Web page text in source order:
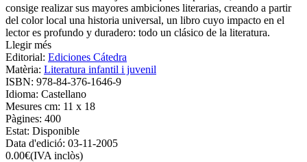
consige realizar sus mayores ambiciones literarias, creando a partir
del color local una historia universal, un libro cuyo impacto en el
lector es profundo y duradero: todo un clásico de la literatura.
Llegir més
Editorial: Ediciones Cátedra
Matèria: Literatura infantil i juvenil
ISBN: 978-84-376-1646-9
Idioma: Castellano
Mesures cm: 11 x 18
Pàgines: 400
Estat: Disponible
Data d'edició: 03-11-2005
0.00€(IVA inclòs)